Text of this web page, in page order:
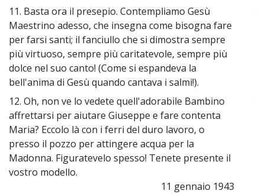
11. Basta ora il presepio. Contempliamo Gesù
Maestrino adesso, che insegna come bisogna fare
per farsi santi; il fanciullo che si dimostra sempre
più virtuoso, sempre più caritatevole, sempre più
dolce nel suo canto! (Come si espandeva la
bell'anima di Gesù quando cantava i salmi!).
12. Oh, non ve lo vedete quell'adorabile Bambino
affrettarsi per aiutare Giuseppe e fare contenta
Maria? Eccolo là con i ferri del duro lavoro, o
presso il pozzo per attingere acqua per la
Madonna. Figuratevelo spesso! Tenete presente il
vostro modello.
11 gennaio 1943